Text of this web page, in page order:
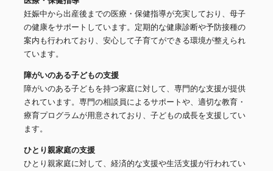
妊娠中から出産後までの医療・保健指導が充実しており、母子
の健康をサポートしています。定期的な健康診断や予防接種の
案内も行われており、安心して子育てができる環境が整えられ
ています。
障がいのある子どもの支援
障がいのある子どもを持つ家庭に対して、専門的な支援が提供
されています。専門の相談員によるサポートや、適切な教育・
療育プログラムが用意されており、子どもの成長を支援してい
ます。
ひとり親家庭の支援
ひとり親家庭に対して、経済的な支援や生活支援が行われてい